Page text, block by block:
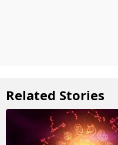
Related Stories